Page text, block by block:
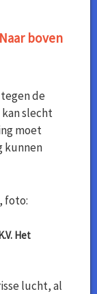
Naar boven
de
slecht
moet
kunnen
Het
lucht, al